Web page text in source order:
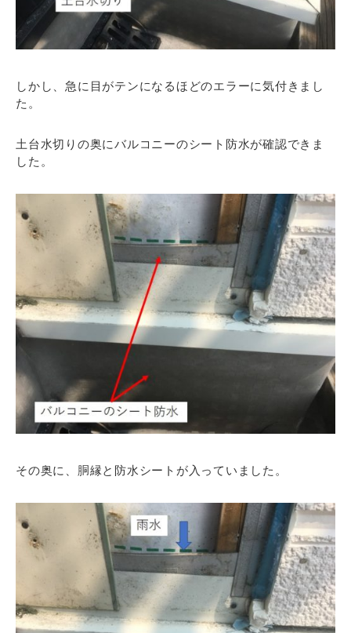
しかし、急に目がテンになるほどのエラーに気付きまし
た。
土台水切りの奥にバルコニーのシート防水が確認できま
した。
その奥に、胴縁と防水シートが入っていました。